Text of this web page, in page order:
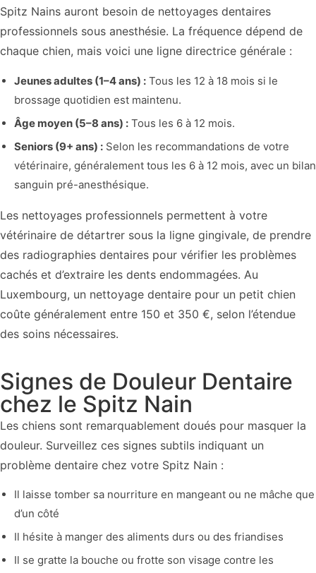
Spitz Nains auront besoin de nettoyages dentaires
professionnels sous anesthésie. La fréquence dépend de
chaque chien, mais voici une ligne directrice générale :
Jeunes adultes (1–4 ans) : Tous les 12 à 18 mois si le
brossage quotidien est maintenu.
Âge moyen (5–8 ans) : Tous les 6 à 12 mois.
Seniors (9+ ans) : Selon les recommandations de votre
vétérinaire, généralement tous les 6 à 12 mois, avec un bilan
sanguin pré-anesthésique.
Les nettoyages professionnels permettent à votre
vétérinaire de détartrer sous la ligne gingivale, de prendre
des radiographies dentaires pour vérifier les problèmes
cachés et d’extraire les dents endommagées. Au
Luxembourg, un nettoyage dentaire pour un petit chien
coûte généralement entre 150 et 350 €, selon l’étendue
des soins nécessaires.
Signes de Douleur Dentaire
chez le Spitz Nain
Les chiens sont remarquablement doués pour masquer la
douleur. Surveillez ces signes subtils indiquant un
problème dentaire chez votre Spitz Nain :
Il laisse tomber sa nourriture en mangeant ou ne mâche que
d’un côté
Il hésite à manger des aliments durs ou des friandises
Il se gratte la bouche ou frotte son visage contre les